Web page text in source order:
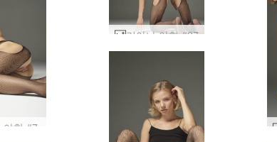
야한 #7
리아나 야한 #27